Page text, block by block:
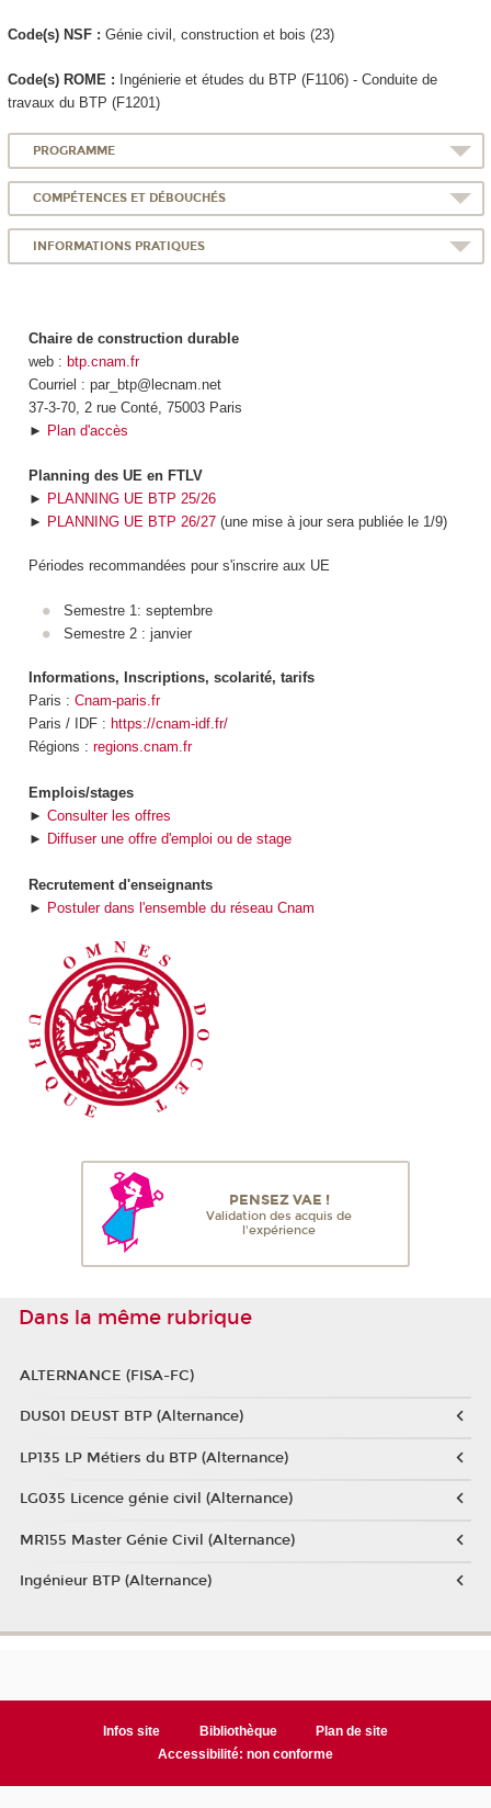
Code(s) NSF : Génie civil, construction et bois (23)
Code(s) ROME : Ingénierie et études du BTP (F1106) - Conduite de
travaux du BTP (F1201)
PROGRAMME
COMPÉTENCES ET DÉBOUCHÉS
INFORMATIONS PRATIQUES
Chaire de construction durable
web : btp.cnam.fr
Courriel : par_btp@lecnam.net
37-3-70, 2 rue Conté, 75003 Paris
► Plan d'accès
Planning des UE en FTLV
► PLANNING UE BTP 25/26
► PLANNING UE BTP 26/27(une mise à jour sera publiée le 1/9)
Périodes recommandées pour s'inscrire aux UE
Semestre 1: septembre
Semestre 2 : janvier
Informations, Inscriptions, scolarité, tarifs
Paris : Cnam-paris.fr
Paris / IDF : https://cnam-idf.fr/
Régions : regions.cnam.fr
Emplois/stages
► Consulter les offres
► Diffuser une offre d'emploi ou de stage
Recrutement d'enseignants
► Postuler dans l'ensemble du réseau Cnam
PENSEZ VAE !
Validation des acquis de
l'expérience
Dans la même rubrique
ALTERNANCE (FISA-FC)
DUS01 DEUST BTP (Alternance)
LP135 LP Métiers du BTP (Alternance)
LG035 Licence génie civil (Alternance)
MR155 Master Génie Civil (Alternance)
Ingénieur BTP (Alternance)
Infos site Bibliothèque
Plan de site
Accessibilité: non conforme